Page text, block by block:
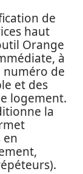
de
haut
Orange
à
numéro de
et des
logement.
la
en